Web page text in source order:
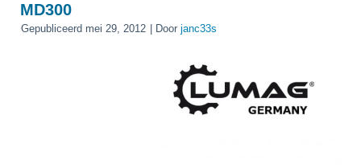
MD300
Gepubliceerd mei 29, 2012 Door janc33s